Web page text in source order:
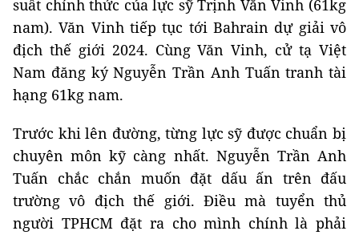
suất chính thức của lực sỹ Trịnh Văn Vinh (61kg
nam). Văn Vinh tiếp tục tới Bahrain dự giải vô
địch thế giới 2024. Cùng Văn Vinh, cử tạ Việt
Nam đăng ký Nguyễn Trần Anh Tuấn tranh tài
hạng 61kg nam.
Trước khi lên đường, từng lực sỹ được chuẩn bị
chuyên môn kỹ càng nhất. Nguyễn Trần Anh
Tuấn chắc chắn muốn đặt dấu ấn trên đấu
trường vô địch thế giới. Điều mà tuyển thủ
người TPHCM đặt ra cho mình chính là phải